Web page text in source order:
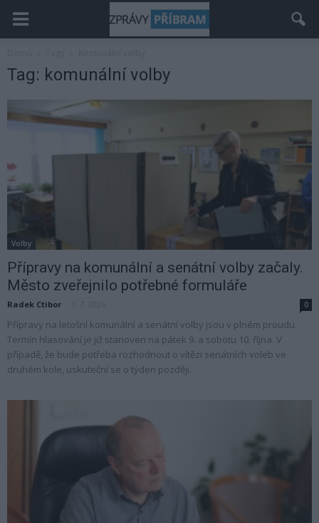
Tag: komunální volby
Volby
Přípravy na komunální a senátní volby začaly.
Město zveřejnilo potřebné formuláře
Radek Ctibor 0
Přípravy na letošní komunální a senátní volby jsou v plném proudu.
Termín hlasování je již stanoven na pátek 9. a sobotu 10. října. V
případě, že bude potřeba rozhodnout o vítězi senátních voleb ve
druhém kole, uskuteční se o týden později.